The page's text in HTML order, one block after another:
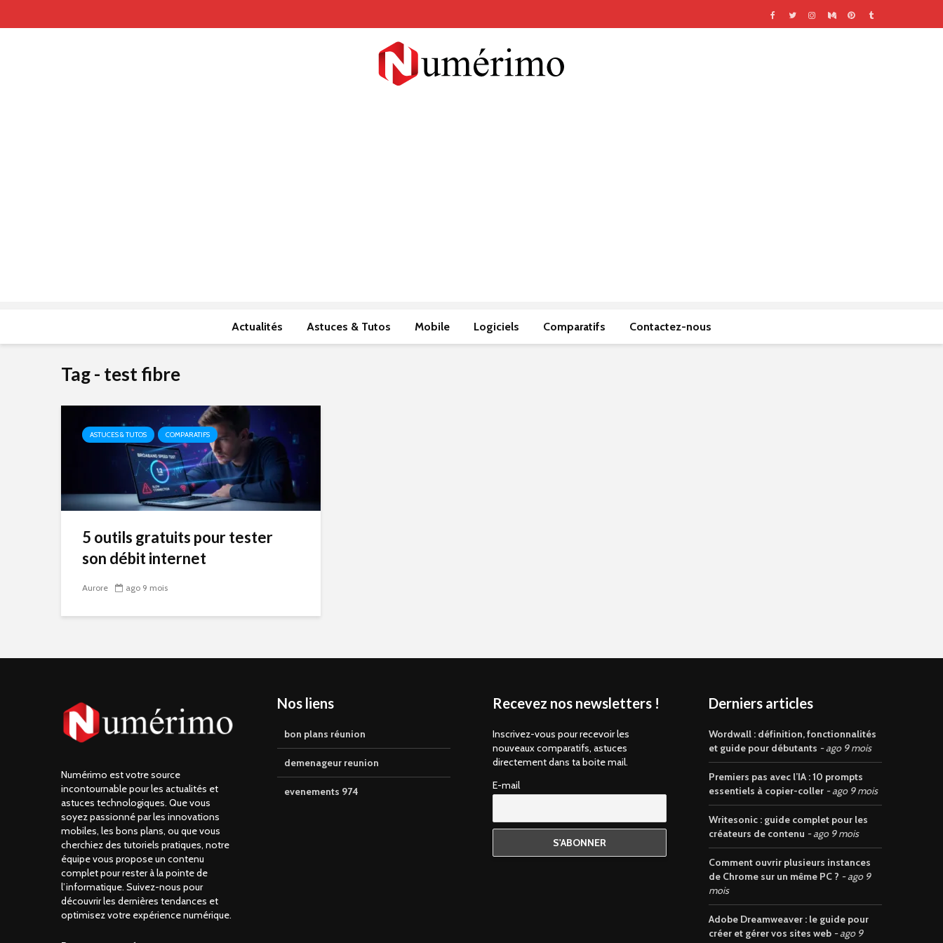
Actualités Astuces & Tutos Mobile Logiciels Comparatifs Contactez-nous
Tag - test fibre
ASTUCES & TUTOS COMPARATIFS
5 outils gratuits pour tester
son débit internet
Aurore ago 9 mois
Numérimo est votre source
incontournable pour les actualités et
astuces technologiques. Que vous
soyez passionné par les innovations
mobiles, les bons plans, ou que vous
cherchiez des tutoriels pratiques, notre
équipe vous propose un contenu
complet pour rester à la pointe de
l’informatique. Suivez-nous pour
découvrir les dernières tendances et
optimisez votre expérience numérique.
Nos liens
bon plans réunion
demenageur reunion
evenements 974
Recevez nos newsletters !
Inscrivez-vous pour recevoir les
nouveaux comparatifs, astuces
directement dans ta boite mail.
E-mail
Derniers articles
Wordwall : définition, fonctionnalités
et guide pour débutants
ago 9 mois
Premiers pas avec l’IA : 10 prompts
essentiels à copier-coller
ago 9 mois
Writesonic : guide complet pour les
créateurs de contenu
ago 9 mois
Comment ouvrir plusieurs instances
de Chrome sur un même PC ?
ago 9
mois
Adobe Dreamweaver : le guide pour
créer et gérer vos sites web
ago 9